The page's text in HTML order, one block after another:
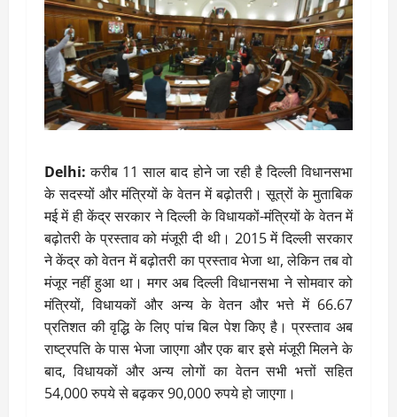
Delhi:करीब 11 साल बाद होने जा रही है दिल्ली विधानसभा
के सदस्यों और मंत्रियों के वेतन में बढ़ोतरी। सूत्रों के मुताबिक
मई में ही केंद्र सरकार ने दिल्ली के विधायकों-मंत्रियों के वेतन में
बढ़ोतरी के प्रस्ताव को मंजूरी दी थी। 2015 में दिल्ली सरकार
ने केंद्र को वेतन में बढ़ोतरी का प्रस्ताव भेजा था, लेकिन तब वो
मंजूर नहीं हुआ था। मगर अब दिल्ली विधानसभा ने सोमवार को
मंत्रियों, विधायकों और अन्य के वेतन और भत्ते में 66.67
प्रतिशत की वृद्धि के लिए पांच बिल पेश किए है। प्रस्ताव अब
राष्ट्रपति के पास भेजा जाएगा और एक बार इसे मंजूरी मिलने के
बाद, विधायकों और अन्य लोगों का वेतन सभी भत्तों सहित
54,000 रुपये से बढ़कर 90,000 रुपये हो जाएगा।